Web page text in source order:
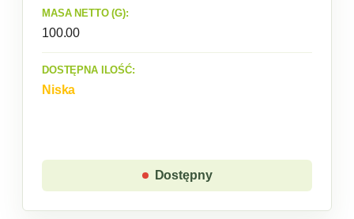
MASA NETTO (G):
100.00
DOSTĘPNA ILOŚĆ:
Niska
Dostępny